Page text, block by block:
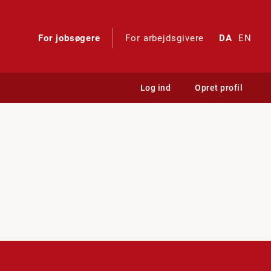
For jobsøgere For arbejdsgivere DA EN
Log ind Opret profil